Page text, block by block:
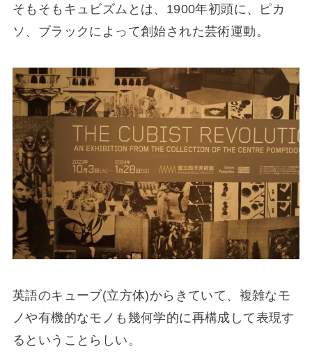
そもそもキュビズムとは、1900年初頭に、ピカ
ソ、ブラックによって創始された芸術運動。
英語のキューブ(立方体)からきていて、複雑なモ
ノや有機的なモノも幾何学的に再構成して表現す
るということらしい。